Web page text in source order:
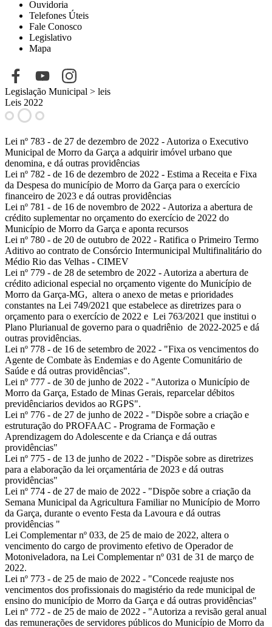
Ouvidoria
Telefones Úteis
Fale Conosco
Legislativo
Mapa
Legislação Municipal > leis
Leis 2022
Lei nº 783 - de 27 de dezembro de 2022 - Autoriza o Executivo
Municipal de Morro da Garça a adquirir imóvel urbano que
denomina, e dá outras providências
Lei nº 782 - de 16 de dezembro de 2022 - Estima a Receita e Fixa
da Despesa do município de Morro da Garça para o exercício
financeiro de 2023 e dá outras providências
Lei nº 781 - de 16 de novembro de 2022 - Autoriza a abertura de
crédito suplementar no orçamento do exercício de 2022 do
Município de Morro da Garça e aponta recursos
Lei nº 780 - de 20 de outubro de 2022 - Ratifica o Primeiro Termo
Aditivo ao contrato de Consórcio Intermunicipal Multifinalitário do
Médio Rio das Velhas - CIMEV
Lei nº 779 - de 28 de setembro de 2022 - Autoriza a abertura de
crédito adicional especial no orçamento vigente do Município de
Morro da Garça-MG, altera o anexo de metas e prioridades
constantes na Lei 749/2021 que estabelece as diretrizes para o
orçamento para o exercício de 2022 e Lei 763/2021 que institui o
Plano Plurianual de governo para o quadriênio de 2022-2025 e dá
outras providências.
Lei nº 778 - de 16 de setembro de 2022 - "Fixa os vencimentos do
Agente de Combate às Endemias e do Agente Comunitário de
Saúde e dá outras providências".
Lei nº 777 - de 30 de junho de 2022 - "Autoriza o Município de
Morro da Garça, Estado de Minas Gerais, reparcelar débitos
previdênciarios devidos ao RGPS".
Lei nº 776 - de 27 de junho de 2022 - "Dispõe sobre a criação e
estruturação do PROFAAC - Programa de Formação e
Aprendizagem do Adolescente e da Criança e dá outras
providências"
Lei nº 775 - de 13 de junho de 2022 - "Dispõe sobre as diretrizes
para a elaboração da lei orçamentária de 2023 e dá outras
providências"
Lei nº 774 - de 27 de maio de 2022 - "Dispõe sobre a criação da
Semana Municipal da Agricultura Familiar no Município de Morro
da Garça, durante o evento Festa da Lavoura e dá outras
providências "
Lei Complementar nº 033, de 25 de maio de 2022, altera o
vencimento do cargo de provimento efetivo de Operador de
Motoniveladora, na Lei Complementar nº 031 de 31 de março de
2022.
Lei nº 773 - de 25 de maio de 2022 - "Concede reajuste nos
vencimentos dos profissionais do magistério da rede municipal de
ensino do município de Morro da Garça e dá outras providências"
Lei nº 772 - de 25 de maio de 2022 - "Autoriza a revisão geral anual
das remunerações de servidores públicos do Município de Morro da